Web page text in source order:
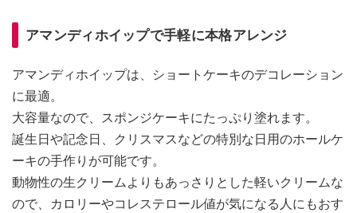
アマンディホイップで手軽に本格アレンジ
アマンディホイップは、ショートケーキのデコレーション
に最適。
大容量なので、スポンジケーキにたっぷり塗れます。
誕生日や記念日、クリスマスなどの特別な日用のホールケ
ーキの手作りが可能です。
動物性の生クリームよりもあっさりとした軽いクリームな
ので、カロリーやコレステロール値が気になる人にもおす